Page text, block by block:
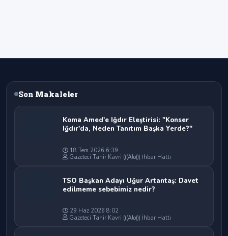
Son Makaleler
Koma Amed'e Iğdır Eleştirisi: "Konser
Iğdır'da, Neden Tanıtım Başka Yerde?"
18 Tem 2026 6:39
Gazeteci Tahir Kavri (((Alo))) İhbar Hattı
TSO Başkan Adayı Uğur Artantaş: Davet
edilmeme sebebimiz nedir?
29 Haz 2026 8:02
Gazeteci Tahir Kavri (((Alo))) İhbar Hattı